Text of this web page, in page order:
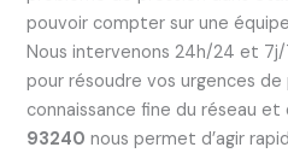
pouvoir compter sur une
Nous intervenons 24h/24 et
pour résoudre vos urgences
connaissance fine du réseau
93240 nous permet d’agir